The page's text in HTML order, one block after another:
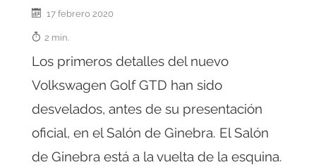
17 febrero 2020
2 min.
Los primeros detalles del nuevo
Volkswagen Golf GTD han sido
desvelados, antes de su presentación
oficial, en el Salón de Ginebra. El Salón
de Ginebra está a la vuelta de la esquina.